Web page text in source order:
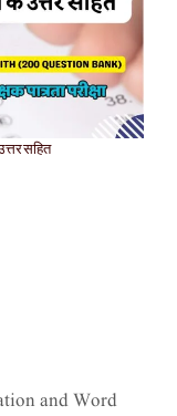
सहित
and Word